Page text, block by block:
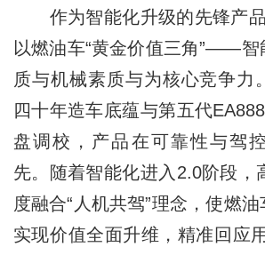
作为智能化升级的先锋产品
以燃油车“黄金价值三角”——智
质与机械素质与为核心竞争力
四十年造车底蕴与第五代
盘调校，产品在可靠性与驾
先。随着智能化进入2.0阶段，
度融合“人机共驾”理念，使燃
实现价值全面升维，精准回应